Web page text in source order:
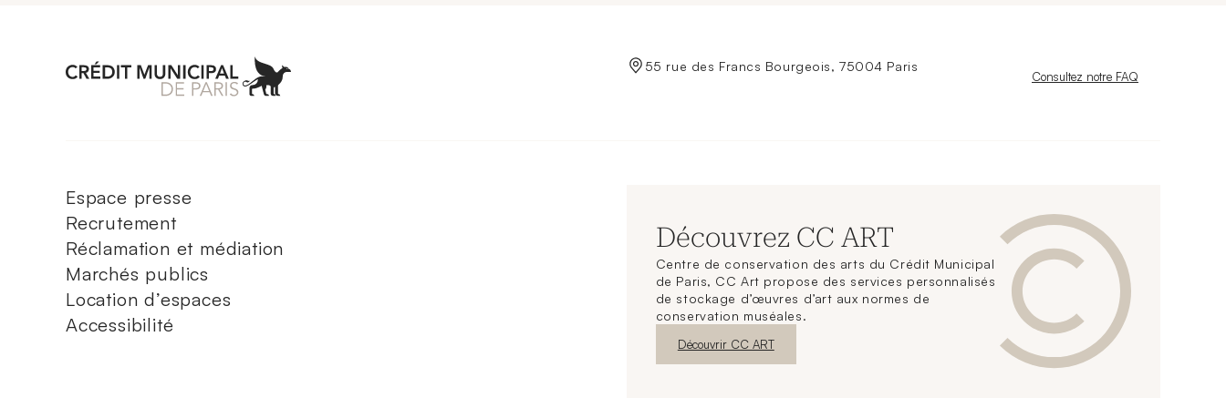
Aller à l'accueil de Crédit Municipal de Paris 55 rue des Francs Bourgeois, 75004 Paris
Nouvelle fenêtre
Consultez notre FAQ
Espace presse
Recrutement
Réclamation et médiation
Marchés publics
Location d’espaces
Accessibilité
Découvrez CC ART
Centre de conservation des arts du Crédit Municipal
de Paris, CC Art propose des services personnalisés
de stockage d’œuvres d’art aux normes de
conservation muséales.
Nouvelle fenêtre
Découvrir CC ART